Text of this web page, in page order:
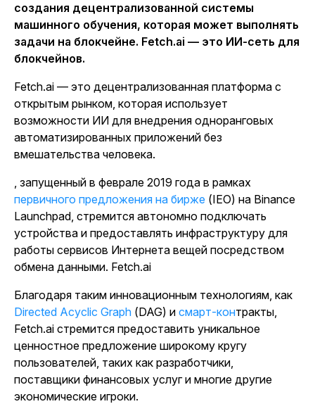
создания децентрализованной системы
машинного обучения, которая может выполнять
задачи на блокчейне. Fetch.ai — это ИИ-сеть для
блокчейнов.
Fetch.ai — это децентрализованная платформа с
открытым рынком, которая использует
возможности ИИ для внедрения одноранговых
автоматизированных приложений без
вмешательства человека.
, запущенный в феврале 2019 года в рамках
первичного предложения на бирже (IEO) на Binance
Launchpad, стремится автономно подключать
устройства и предоставлять инфраструктуру для
работы сервисов Интернета вещей посредством
обмена данными. Fetch.ai
Благодаря таким инновационным технологиям, как
Directed Acyclic Graph (DAG) и смарт-контракты,
Fetch.ai стремится предоставить уникальное
ценностное предложение широкому кругу
пользователей, таких как разработчики,
поставщики финансовых услуг и многие другие
экономические игроки.